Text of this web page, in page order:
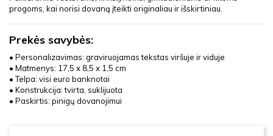
progoms, kai norisi dovaną įteikti originaliau ir išskirtiniau.
Prekės savybės:
• Personalizavimas: graviruojamas tekstas viršuje ir viduje
• Matmenys: 17,5 x 8,5 x 1,5 cm
• Telpa: visi euro banknotai
• Konstrukcija: tvirta, suklijuota
• Paskirtis: pinigų dovanojimui